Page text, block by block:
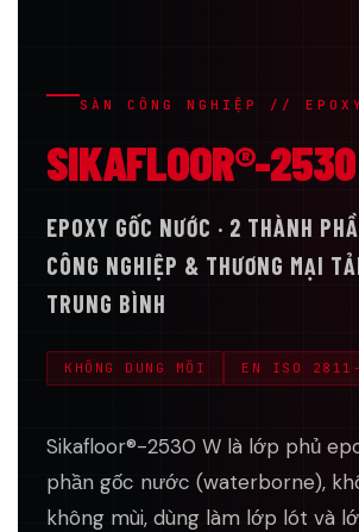
SÀN CÔNG NGHIỆP // EPOXY
SIKAFLOOR®-
EPOXY GỐC NƯỚC · 2 THÀNH
CÔNG NGHIỆP & THƯƠNG MẠI
TRUNG BÌNH
KHÔNG DUNG MÔI EN ISO
Sikafloor®-2530 W là lớp phủ
phần gốc nước (waterborne),
không mùi, dùng làm lớp lót và